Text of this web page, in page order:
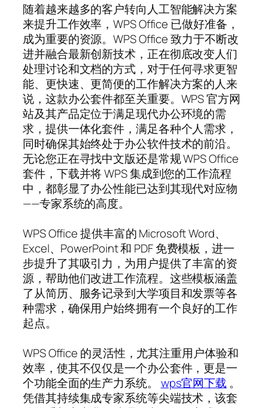
随着越来越多的客户转向人工智能解决方案
来提升工作效率，WPS Office 已做好准备，
成为重要的资源。WPS Office 致力于不断改
进并融合最新创新技术，正在彻底改变人们
处理讨论和文档的方式，对于任何寻求更智
能、更快速、更简便的工作解决方案的人来
说，这款办公套件都至关重要。WPS 官方网
站及其产品定位于满足现代办公环境的需
求，提供一体化套件，满足各种个人需求，
同时确保其始终处于办公软件技术的前沿。
无论您正在寻找中文版还是常规 WPS Office
套件，下载并将 WPS 集成到您的工作流程
中，都彰显了办公性能已达到其现代对应物
——专家系统的高度。
WPS Office 提供丰富的 Microsoft Word、
Excel、PowerPoint 和 PDF 免费模板，进一
步提升了其吸引力，为用户提供了丰富的资
源，帮助他们改进工作流程。这些模板涵盖
了从简历、服务记录到大学项目和发票等各
种需求，确保用户始终拥有一个良好的工作
起点。
WPS Office 的灵活性，尤其注重用户体验和
效率，使其不仅仅是一个办公套件，更是一
个功能全面的生产力系统。 wps官网下载 。
凭借其持续集成专家系统等尖端技术，该套